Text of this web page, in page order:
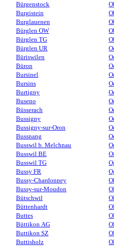
Bürgenstock
Burgistein
Burglauenen
Bürglen OW
Bürglen TG
Bürglen UR
Büriswilen
Büron
Bursinel
Bursins
Burtigny
Buseno
Büsserach
Bussigny
Bussigny-sur-Oron
Bussnang
Busswil b. Melchnau
Busswil BE
Busswil TG
Bussy FR
Bussy-Chardonney
Bussy-sur-Moudon
Bütschwil
Büttenhardt
Buttes
Büttikon AG
Buttikon SZ
Buttisholz